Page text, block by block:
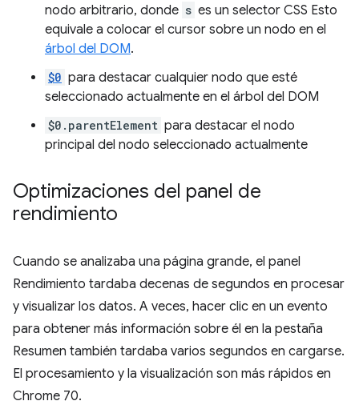
nodo arbitrario, donde s es un selector CSS Esto
equivale a colocar el cursor sobre un nodo en el
árbol del DOM.
$0 para destacar cualquier nodo que esté
seleccionado actualmente en el árbol del DOM
$0.parentElement para destacar el nodo
principal del nodo seleccionado actualmente
Optimizaciones del panel de
rendimiento
Cuando se analizaba una página grande, el panel
Rendimiento tardaba decenas de segundos en procesar
y visualizar los datos. A veces, hacer clic en un evento
para obtener más información sobre él en la pestaña
Resumen también tardaba varios segundos en cargarse.
El procesamiento y la visualización son más rápidos en
Chrome 70.